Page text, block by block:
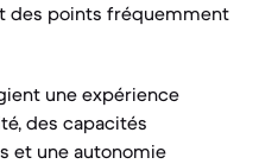
des points fréquemment
une expérience
des capacités
et une autonomie